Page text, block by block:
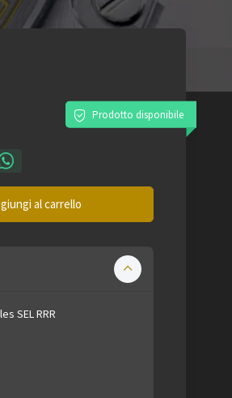
Prodotto disponibile
al carrello
SEL RRR